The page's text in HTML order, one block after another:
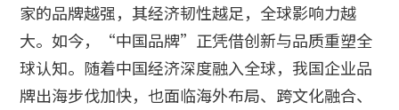
家的品牌越强，其经济韧性越足，全球影响力越
大。如今，“中国品牌”正凭借创新与品质重塑全
球认知。随着中国经济深度融入全球，我国企业品
牌出海步伐加快，也面临海外布局、跨文化融合、